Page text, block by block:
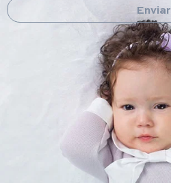
Enviar